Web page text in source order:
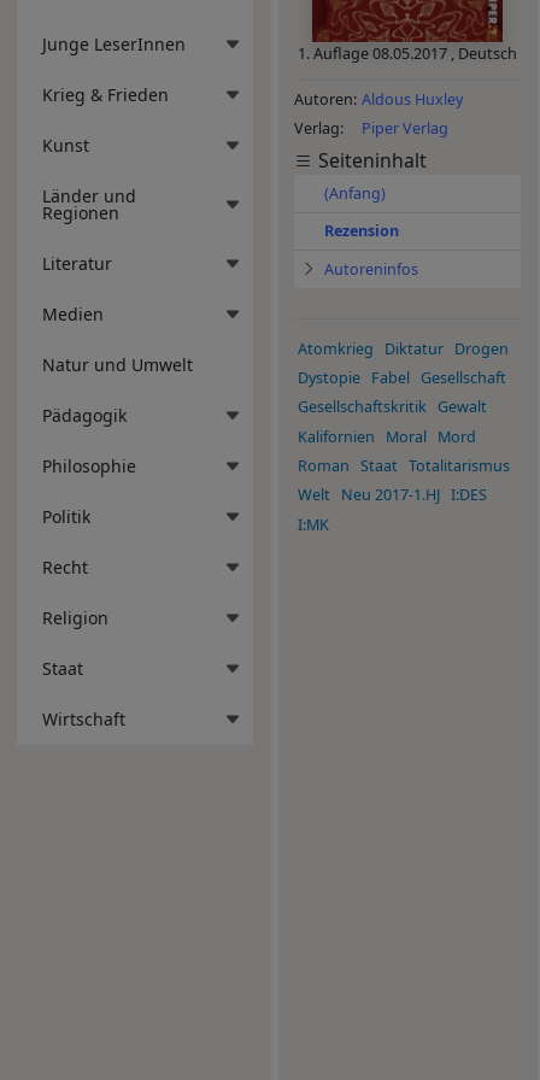
Junge LeserInnen
Krieg & Frieden
Kunst
Länder und
Regionen
Literatur
Medien
Natur und Umwelt
Pädagogik
Philosophie
Politik
Recht
Religion
Staat
Wirtschaft
1. Auflage08.05.2017 , Deutsch
Autoren Aldous Huxley
Verlag
Piper Verlag
Seiteninhalt
(Anfang)
Rezension
Autoreninfos
Atomkrieg Diktatur Drogen
Dystopie
Fabel
Gesellschaft
Gesellschaftskritik Gewalt
Kalifornien
Moral
Mord
Roman Staat Totalitarismus
Welt
Neu 2017-1.HJ I:DES
I:MK